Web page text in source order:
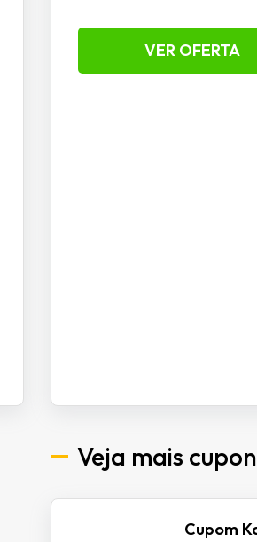
VER OFERTA
Veja mais
Cupom